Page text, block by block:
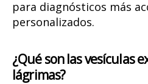
para diagnósticos más
personalizados.
¿Qué son las vesículas
lágrimas?